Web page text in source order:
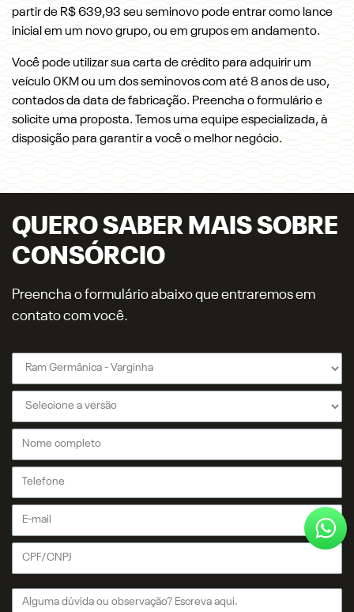
partir de R$ 639,93 seu seminovo pode entrar como lance
inicial em um novo grupo, ou em grupos em andamento.
Você pode utilizar sua carta de crédito para adquirir um
veículo 0KM ou um dos seminovos com até 8 anos de uso,
contados da data de fabricação. Preencha o formulário e
solicite uma proposta. Temos uma equipe especializada, à
disposição para garantir a você o melhor negócio.
QUERO SABER MAIS SOBRE
CONSÓRCIO
Preencha o formulário abaixo que entraremos em
contato com você.